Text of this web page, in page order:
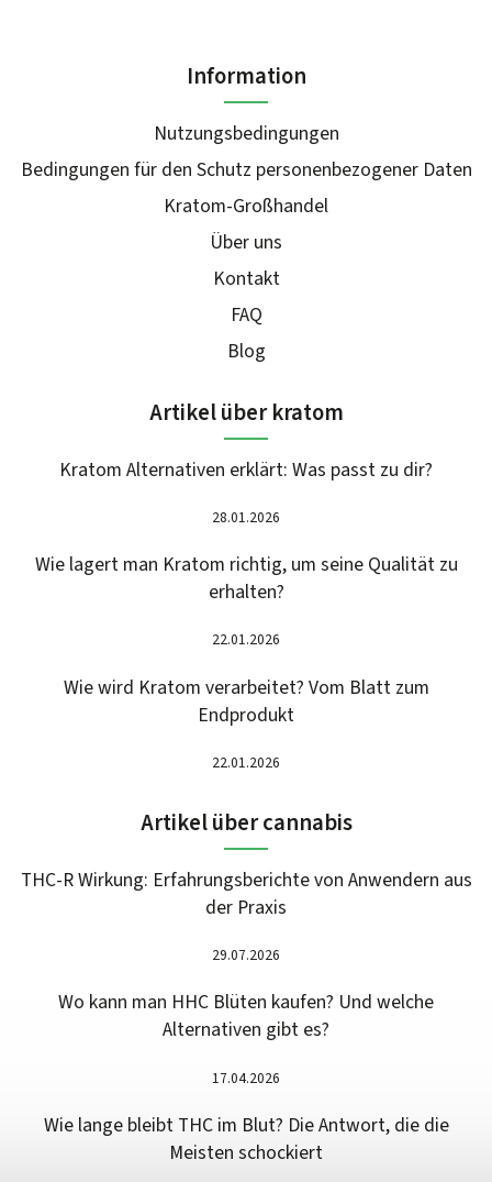
Information
Nutzungsbedingungen
Bedingungen für den Schutz personenbezogener Daten
Kratom-Großhandel
Über uns
Kontakt
FAQ
Blog
Artikel über kratom
Kratom Alternativen erklärt: Was passt zu dir?
28.01.2026
Wie lagert man Kratom richtig, um seine Qualität zu
erhalten?
22.01.2026
Wie wird Kratom verarbeitet? Vom Blatt zum
Endprodukt
22.01.2026
Artikel über cannabis
THC-R Wirkung: Erfahrungsberichte von Anwendern aus
der Praxis
29.07.2026
Wo kann man HHC Blüten kaufen? Und welche
Alternativen gibt es?
17.04.2026
Wie lange bleibt THC im Blut? Die Antwort, die die
Meisten schockiert